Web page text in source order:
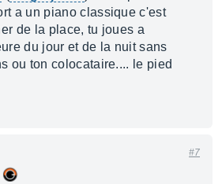
a un piano classique c'est
de la place, tu joues a
du jour et de la nuit sans
ou ton colocataire.... le pied
#7